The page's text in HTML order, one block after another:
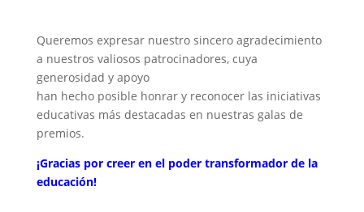
Queremos expresar nuestro sincero agradecimiento
a nuestros valiosos patrocinadores, cuya
generosidad y apoyo
han hecho posible honrar y reconocer las iniciativas
educativas más destacadas en nuestras galas de
premios.
¡Gracias por creer en el poder transformador de la
educación!